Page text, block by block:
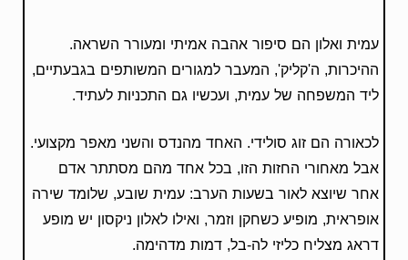
עמית ואלון הם סיפור אהבה אמיתי ומעורר השראה.
ההיכרות, ה'קליק', המעבר למגורים המשותפים בגבעתיים,
ליד המשפחה של עמית, ועכשיו גם התכניות לעתיד.
לכאורה הם זוג סולידי. האחד מהנדס והשני מאפר מקצועי.
אבל מאחורי החזות הזו, בכל אחד מהם מסתתר אדם
אחר שיוצא לאור בשעות הערב: עמית שובע, שלומד שירה
אופראית, מופיע כשחקן וזמר, ואילו לאלון ניקסון יש מופע
דראג מצליח כליזי לה-בל, דמות מדהימה.